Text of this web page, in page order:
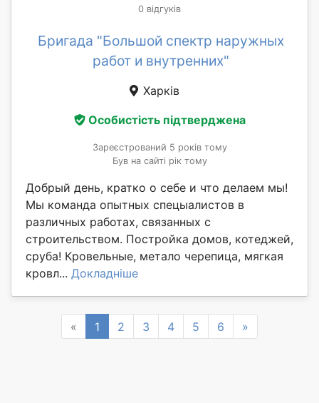
0 відгуків
Бригада "Большой спектр наружных
работ и внутренних"
Харків
Особистість підтверджена
Зареєстрований 5 років тому
Був на сайті рік тому
Добрый день, кратко о себе и что делаем мы!
Мы команда опытных спецыалистов в
различных работах, связанных с
строительством. Постройка домов, котеджей,
сруба! Кровельные, метало черепица, мягкая
кровл... Докладніше
« Previous
1 2 3 4 5 6 »